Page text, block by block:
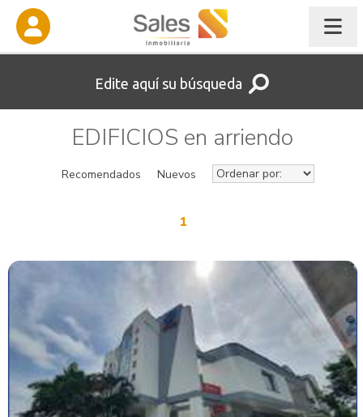
Edite aquí su búsqueda
EDIFICIOS en arriendo
Recomendados Nuevos
1
VER INMUEBLE